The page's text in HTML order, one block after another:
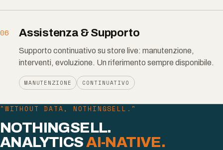
06 Assistenza & Supporto
Supporto continuativo su store live: manutenzione,
interventi, evoluzione. Un riferimento sempre disponibile.
MANUTENZIONE CONTINUATIVO
"WITHOUT DATA, NOTHINGSELL."
NOTHINGSELL.
ANALYTICSAI-NATIVE.